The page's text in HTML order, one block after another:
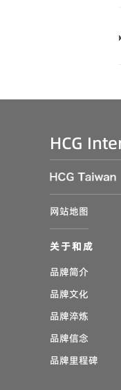
HCG
网站地图
关于和成
品牌简介
品牌文化
品牌淬炼
品牌信念
品牌里程碑